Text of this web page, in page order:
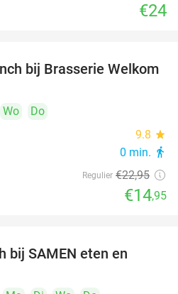
€24
35%
bij Brasserie Welkom
Wo
Do
9.8 star
0 min. directions_walk
Regulier €22,95
€14,95
bij SAMEN eten en